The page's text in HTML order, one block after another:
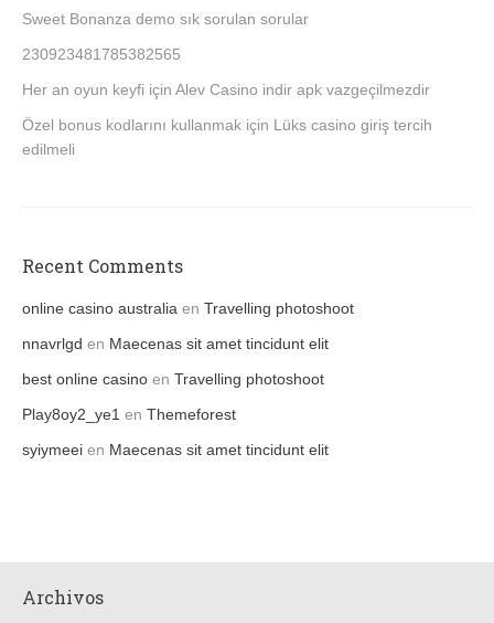
Sweet Bonanza demo sık sorulan sorular
230923481785382565
Her an oyun keyfi için Alev Casino indir apk vazgeçilmezdir
Özel bonus kodlarını kullanmak için Lüks casino giriş tercih
edilmeli
Recent Comments
online casino australia en Travelling photoshoot
nnavrlgd en Maecenas sit amet tincidunt elit
best online casino en Travelling photoshoot
Play8oy2_ye1 en Themeforest
syiymeei en Maecenas sit amet tincidunt elit
Archivos